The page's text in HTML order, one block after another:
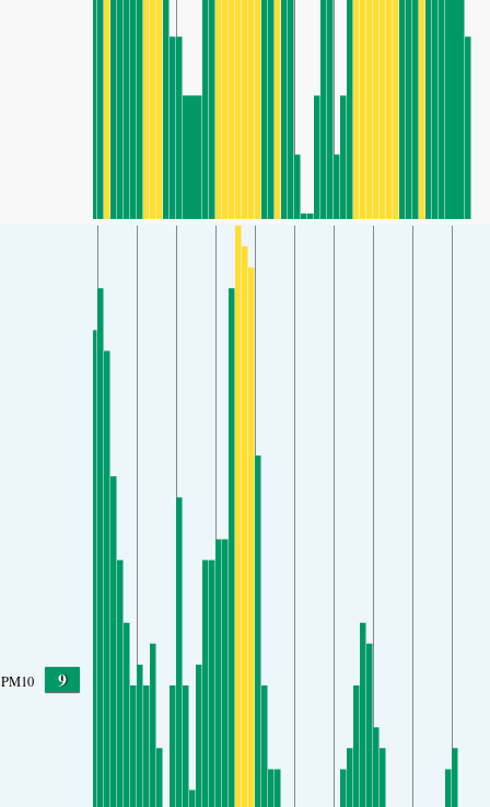
PM10 9